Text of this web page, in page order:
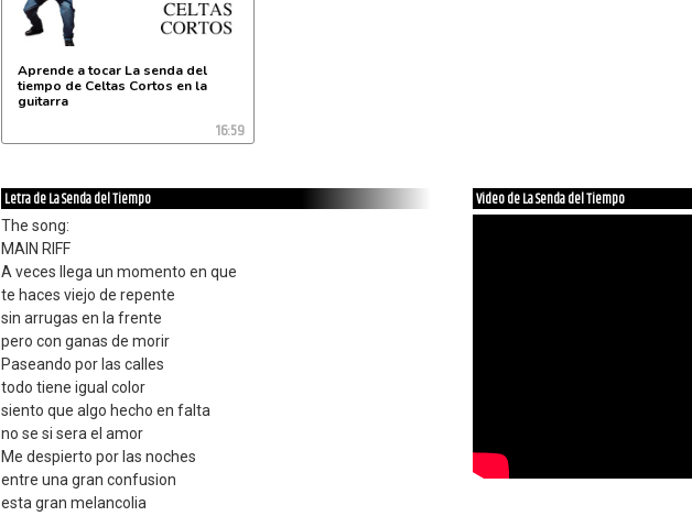
Aprende a tocar La senda del
tiempo de Celtas Cortos en la
guitarra
16:59
Letra de La Senda del Tiempo
The song:
MAIN RIFF
A veces llega un momento en que
te haces viejo de repente
sin arrugas en la frente
pero con ganas de morir
Paseando por las calles
todo tiene igual color
siento que algo hecho en falta
no se si sera el amor
Me despierto por las noches
entre una gran confusion
esta gran melancolia
Video de La Senda del Tiempo